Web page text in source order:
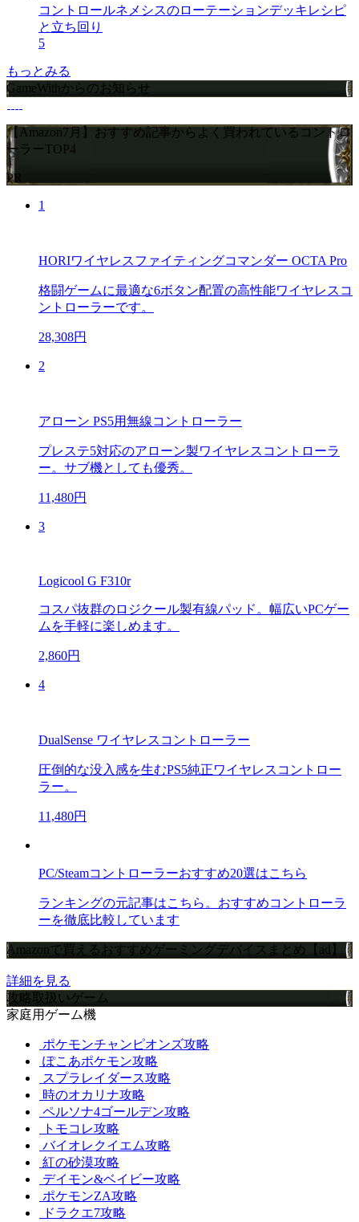
コントロールネメシスのローテーションデッキレシピ
と立ち回り
5
もっとみる
GameWithからのお知らせ
【Amazon7月】おすすめ記事からよく買われているコントロ
ーラーTOP4
PR
1
HORIワイヤレスファイティングコマンダー OCTA Pro
格闘ゲームに最適な6ボタン配置の高性能ワイヤレスコ
ントローラーです。
28,308円
2
アローン PS5用無線コントローラー
プレステ5対応のアローン製ワイヤレスコントローラ
ー。サブ機としても優秀。
11,480円
3
Logicool G F310r
コスパ抜群のロジクール製有線パッド。幅広いPCゲー
ムを手軽に楽しめます。
2,860円
4
DualSense ワイヤレスコントローラー
圧倒的な没入感を生むPS5純正ワイヤレスコントロー
ラー。
11,480円
PC/Steamコントローラーおすすめ20選はこちら
ランキングの元記事はこちら。おすすめコントローラ
ーを徹底比較しています
Amazonで買えるおすすめゲーミングデバイスまとめ【ad】
詳細を見る
攻略取扱いゲーム
家庭用ゲーム機
ポケモンチャンピオンズ攻略
ぽこあポケモン攻略
スプラレイダース攻略
時のオカリナ攻略
ペルソナ4ゴールデン攻略
トモコレ攻略
バイオレクイエム攻略
紅の砂漠攻略
デイモン&ベイビー攻略
ポケモンZA攻略
ドラクエ7攻略